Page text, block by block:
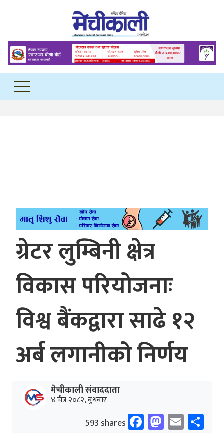
ग्रेटर लुम्बिनी क्षेत्र
विकास परियोजनाः
विश्व बैंकद्वारा साढे १२
अर्ब लगानीको निर्णय
मेचीकाली संवाददाता
४ चैत्र २०८२, बुधबार
593 shares Facebook
Email